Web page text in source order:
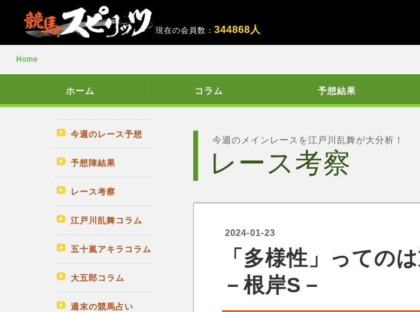
現在の会員数：344868人
Home
ホーム コラム 予想結果
今週のレース予想
予想陣結果
レース考察
江戸川乱舞コラム
五十嵐アキラコラム
大五郎コラム
週末の競馬占い
今週のメインレースを江戸川乱舞が大分析！
レース考察
2024-01-23
「多様性」っての
－根岸S－